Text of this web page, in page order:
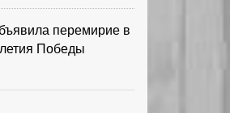
перемирие в
Победы